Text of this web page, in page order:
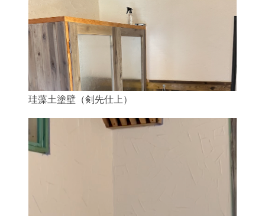
珪藻土塗壁（剣先仕上）